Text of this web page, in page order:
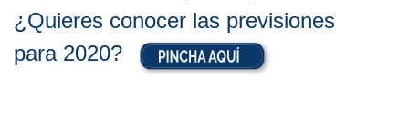
¿Quieres conocer las previsiones
para 2020?